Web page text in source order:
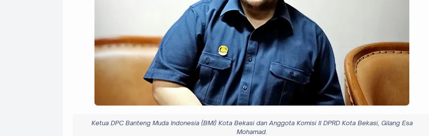
Ketua DPC Banteng Muda Indonesia (BMI) Kota Bekasi dan Anggota Komisi II DPRD Kota Bekasi, Gilang Esa
Mohamad.